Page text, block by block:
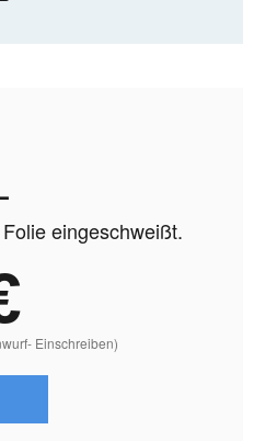
eingeschweißt.
Einschreiben)